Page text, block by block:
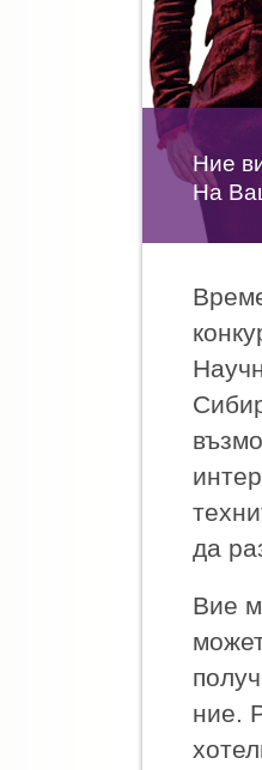
Ние
На
да
Вие
ние.